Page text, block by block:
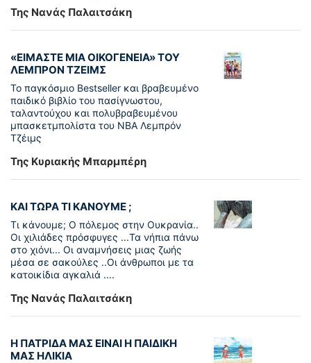
Της Νανάς Παλαιτσάκη
«ΕΙΜΑΣΤΕ ΜΙΑ ΟΙΚΟΓΕΝΕΙΑ» ΤΟΥ
ΛΕΜΠΡΟΝ ΤΖΕΙΜΣ
To παγκόσµιο Bestseller και βραβευµένο
παιδικό βιβλίο του πασίγνωστου,
ταλαντούχου και πολυβραβευµένου
µπασκετµπολίστα του NBA Λεµπρόν
Τζέιμς
Της Κυριακής Μπαρμπέρη
ΚΑΙ ΤΩΡΑ ΤΙ ΚΑΝΟΥΜΕ ;
Τι κάνουμε; Ο πόλεμος στην Ουκρανία..
Οι χιλιάδες πρόσφυγες ...Τα νήπια πάνω
στο χιόνι... Οι αναμνήσεις μιας ζωής
μέσα σε σακούλες ..Οι άνθρωποι με τα
κατοικίδια αγκαλιά ....
Της Νανάς Παλαιτσάκη
Η ΠΑΤΡΙΔΑ ΜΑΣ ΕΙΝΑΙ Η ΠΑΙΔΙΚΗ
ΜΑΣ ΗΛΙΚΙΑ